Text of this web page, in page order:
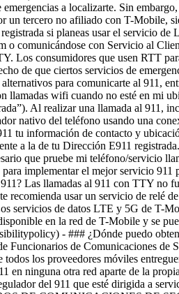
a localizarte. Sin
un tercero no afiliado con T-Mobile,
si planeas usar el servicio
o comunicándose con Servicio al
Los consumidores que usen RTT
de que ciertos servicios de
para comunicarte al 911,
llamadas wifi cuando no esté en mi
Al realizar una llamada al 911,
nativo del teléfono usando una
tu información de contacto y
a la de tu Dirección E911
que pruebe mi teléfono/servicio
implementar el mejor servicio
Las llamadas al 911 con TTY
usar un servicio de relé
servicios de datos LTE y 5G de T-
en la red de T-Mobile y se
- ### ¿Dónde puedo
de Comunicaciones
los proveedores móviles
en ninguna otra red aparte de la
del 911 que esté dirigida a